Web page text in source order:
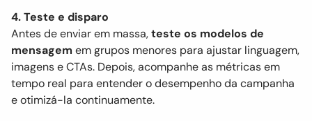
4. Teste e disparo
Antes de enviar em massa,teste os modelos de
mensagem em grupos menores para ajustar linguagem,
imagens e CTAs. Depois, acompanhe as métricas em
tempo real para entender o desempenho da campanha
e otimizá-la continuamente.